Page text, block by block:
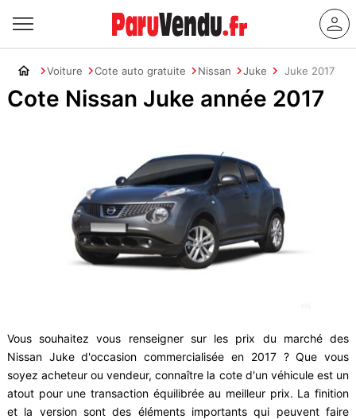
Voiture Cote auto gratuite Nissan Juke Juke 2017
Cote Nissan Juke année 2017
Vous souhaitez vous renseigner sur les prix du marché des
Nissan Juke d'occasion commercialisée en 2017 ? Que vous
soyez acheteur ou vendeur, connaître la cote d'un véhicule est un
atout pour une transaction équilibrée au meilleur prix. La finition
et la version sont des éléments importants qui peuvent faire